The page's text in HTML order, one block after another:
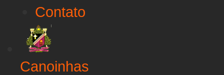
Contato
Canoinhas